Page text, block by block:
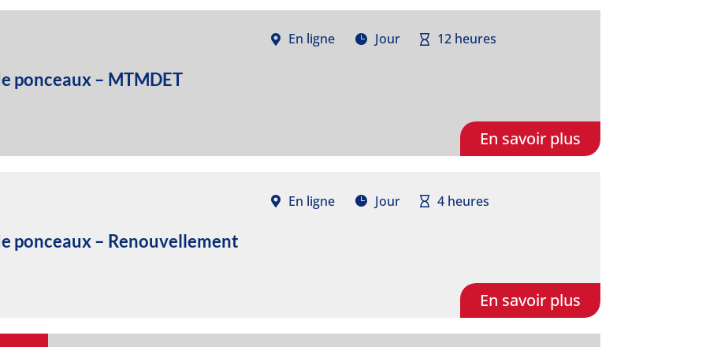
En ligne Jour 12 heures
ponceaux – MTMDET
En savoir plus
En ligne Jour 4 heures
ponceaux – Renouvellement
En savoir plus